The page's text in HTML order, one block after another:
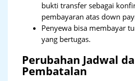
bukti transfer sebagai
pembayaran atas down
Penyewa bisa membayar
yang bertugas.
Perubahan Jadwal
Pembatalan